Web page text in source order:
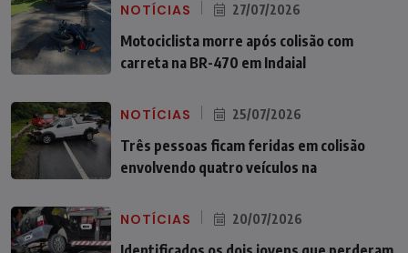
NOTÍCIAS 27/07/2026
Motociclista morre após colisão com
carreta na BR-470 em Indaial
NOTÍCIAS 25/07/2026
Três pessoas ficam feridas em colisão
envolvendo quatro veículos na
NOTÍCIAS 20/07/2026